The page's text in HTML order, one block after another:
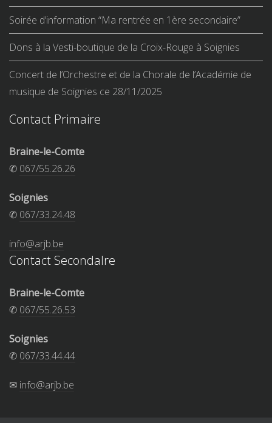
Soirée d’information “Ma rentrée en 1ère secondaire”
Dons à la Vesti-boutique de la Croix-Rouge à Soignies
Concert de l’Orchestre et de la Chorale de l’Académie de
musique de Soignies ce 28/11/2025
Contact Primaire
Braine-le-Comte
✆ 067/55.26.26
Soignies
✆ 067/33.24.48
info@arjb.be
Contact Secondalre
Braine-le-Comte
✆ 067/55.26.53
Soignies
✆ 067/33.44.44
✉ info@arjb.be